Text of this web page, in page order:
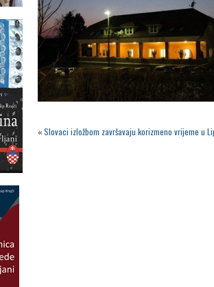
«Slovaci izložbom završavaju korizmeno vrijeme u